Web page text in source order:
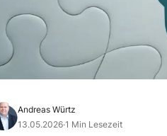
Andreas Würtz
13.05.2026·1 Min Lesezeit